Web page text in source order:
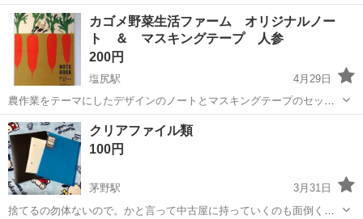
120日＆土日祝休み！クリーンルーム内でのお仕事！日払い制度利用可
◎正社員登用制度あり！マイカー通勤可！《山梨県中巨摩郡昭和町》
人気の工場のお仕事 ◇結晶...
山梨 国母駅 その他
カゴメ野菜生活ファーム オリジナルノー
ト ＆ マスキングテープ 人参
200円
塩尻駅
4月29日
農作業をテーマにしたデザインのノートとマスキングテープのセッ
ト。 - ブランド:カゴメ - 商品名: ノート B5 - 商品名: マスキングテー
プ 幅18ｍｍ 長さ5ｍ
長野 塩尻市 塩尻駅 手帳
クリアファイル類
100円
茅野駅
3月31日
捨てるの勿体ないので。かと言って中古屋に持っていくのも面倒くさ